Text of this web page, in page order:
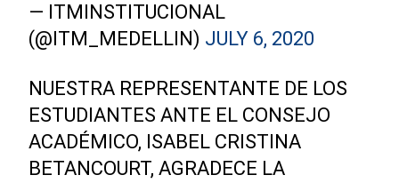
— ITMINSTITUCIONAL
(@ITM_MEDELLIN) JULY 6, 2020
NUESTRA REPRESENTANTE DE LOS
ESTUDIANTES ANTE EL CONSEJO
ACADÉMICO, ISABEL CRISTINA
BETANCOURT, AGRADECE LA